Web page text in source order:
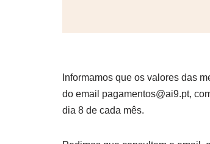
Informamos que os valores das
do email pagamentos@ai9.pt,
dia 8 de cada mês.